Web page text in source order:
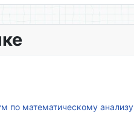
по математическому анализу